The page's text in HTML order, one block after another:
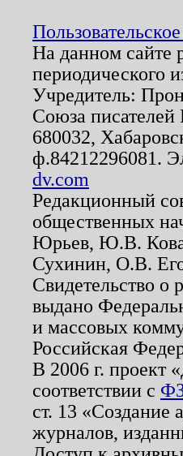
На данном сайте
периодического
Учредитель:
Союза
680032,
ф.84212296081.
dv.com
Редакционный
общественных
Юрьев, Ю.В.
Сухинин, О.В.
Свидетельство
выдано
и массовых
Российская
В 2006 г. проект
соответствии с
ст. 13 «Создание
журналов,